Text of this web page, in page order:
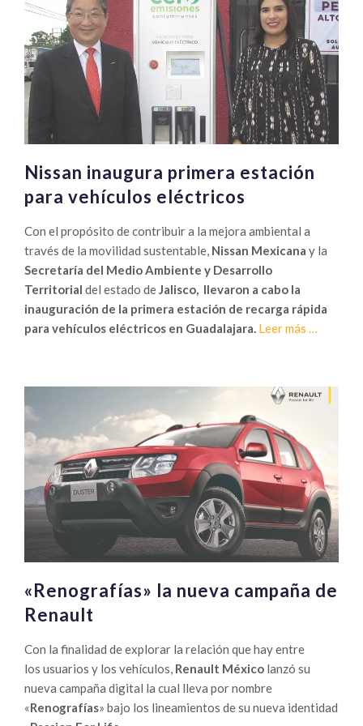
turismo
en
México
Nissan inaugura primera estación
para vehículos eléctricos
Con el propósito de contribuir a la mejora ambiental a
través de la movilidad sustentable, Nissan Mexicana y la
Secretaría del Medio Ambiente y Desarrollo
Territorial del estado deJalisco, llevaron a cabo la
inauguración de la primera estación de recarga rápida
para vehículos eléctricos en Guadalajara. Leer más
primera
estación
eléctricos
…
«Renografías» la nueva campaña de
Renault
Con la finalidad de explorar la relación que hay entre
los usuarios y los vehículos, Renault México lanzó su
nueva campaña digital la cual lleva por nombre
«Renografías» bajo los lineamientos de su nueva identidad